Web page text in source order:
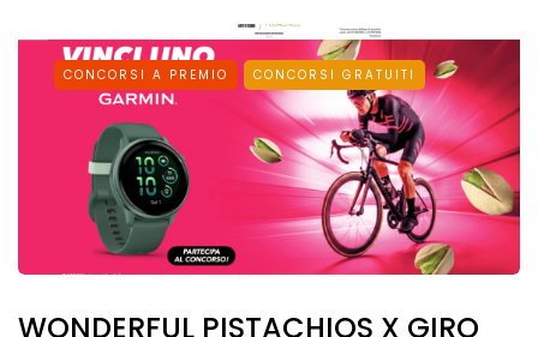
CONCORSI A PREMIO CONCORSI GRATUITI
WONDERFUL PISTACHIOS X GIRO